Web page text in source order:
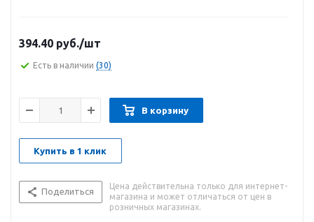
394.40 руб./шт
Есть в наличии (30)
В корзину
Купить в 1 клик
Поделиться
Цена действительна только для интернет-
магазина и может отличаться от цен в
розничных магазинах.